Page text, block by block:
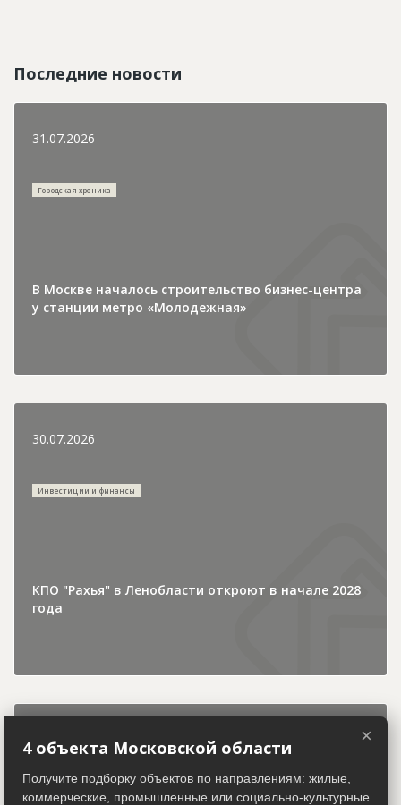
Последние новости
31.07.2026
Городская хроника
В Москве началось строительство бизнес-центра
у станции метро «Молодежная»
30.07.2026
Инвестиции и финансы
КПО "Рахья" в Ленобласти откроют в начале 2028
года
30.07.2026 ×
4 объекта Московской области
Получите подборку объектов по направлениям: жилые,
коммерческие, промышленные или социально-культурные